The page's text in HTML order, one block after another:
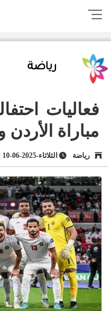
الرئيسية
رياضة
مباراة الأردن
رياضة الثلاثاء-2025-06-10 | 12:59 pm